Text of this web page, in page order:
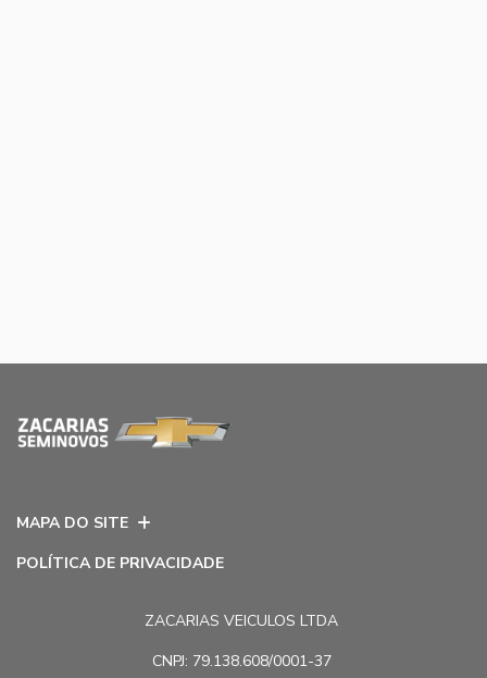
MAPA DO SITE
POLÍTICA DE PRIVACIDADE
ZACARIAS VEICULOS LTDA
CNPJ: 79.138.608/0001-37